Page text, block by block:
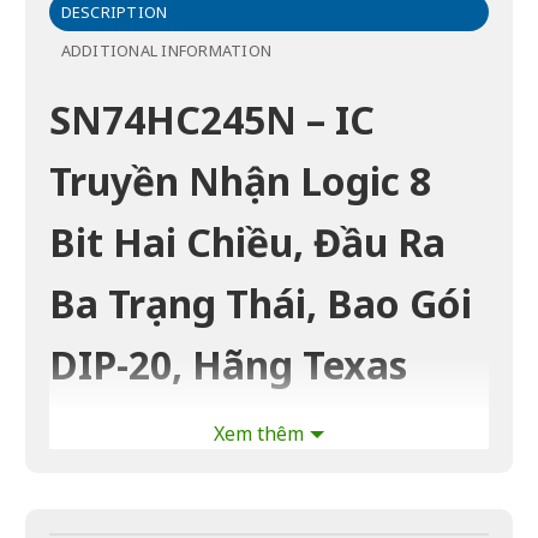
DESCRIPTION
ADDITIONAL INFORMATION
SN74HC245N – IC
Truyền Nhận Logic 8
Bit Hai Chiều, Đầu Ra
Ba Trạng Thái, Bao Gói
DIP-20, Hãng Texas
Instruments
Xem thêm